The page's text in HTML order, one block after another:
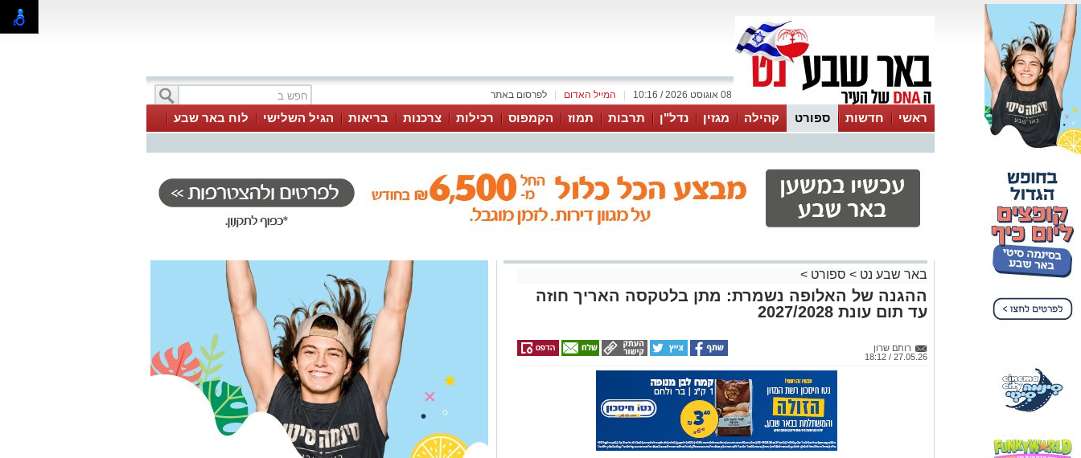
לפרסום באתר המייל האדום 08 אוגוסט 2026 / 10:16
ראשי חדשות ספורט קהילה מגזין נדל"ן תרבות תמוז הקמפוס רכילות צרכנות בריאות הגיל השלישי
לוח באר שבע
באר שבע נט > ספורט >
ההגנה של האלופה נשמרת: מתן בלטקסה האריך חוזה
עד תום עונת 2027/2028
רותם שרון
27.05.26 / 18:12